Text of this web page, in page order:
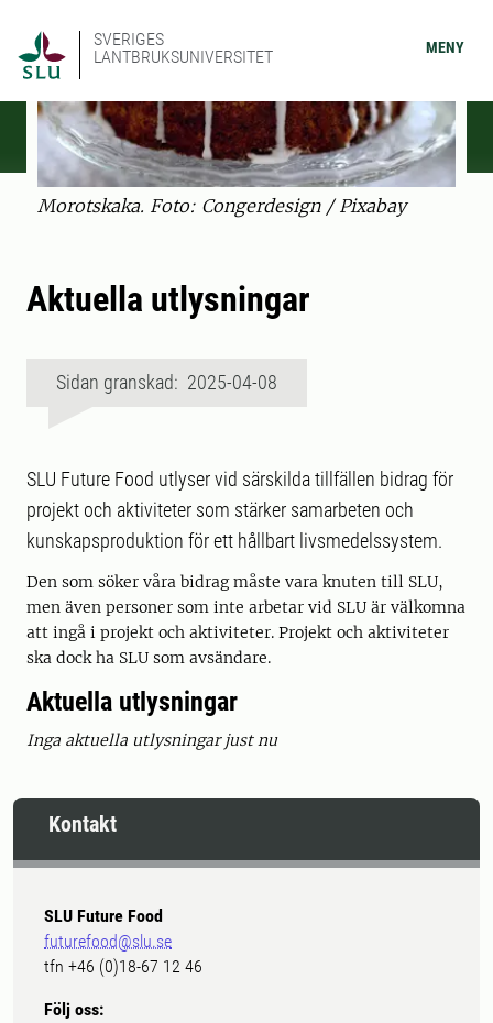
SVERIGES
LANTBRUKSUNIVERSITET
MENY
Morotskaka. Foto: Congerdesign / Pixabay
Aktuella utlysningar
Sidan granskad: 2025-04-08
SLU Future Food utlyser vid särskilda tillfällen bidrag för
projekt och aktiviteter som stärker samarbeten och
kunskapsproduktion för ett hållbart livsmedelssystem.
Den som söker våra bidrag måste vara knuten till SLU,
men även personer som inte arbetar vid SLU är välkomna
att ingå i projekt och aktiviteter. Projekt och aktiviteter
ska dock ha SLU som avsändare.
Aktuella utlysningar
Inga aktuella utlysningar just nu
Kontakt
SLU Future Food
futurefood@slu.se
tfn +46 (0)18-67 12 46
Följ oss: